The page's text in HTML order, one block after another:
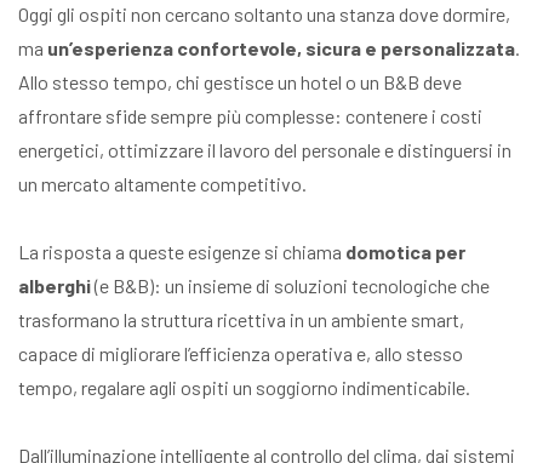
Oggi gli ospiti non cercano soltanto una stanza dove dormire,
ma un’esperienza confortevole, sicura e personalizzata.
Allo stesso tempo, chi gestisce un hotel o un B&B deve
affrontare sfide sempre più complesse: contenere i costi
energetici, ottimizzare il lavoro del personale e distinguersi in
un mercato altamente competitivo.
La risposta a queste esigenze si chiama domotica per
alberghi(e B&B): un insieme di soluzioni tecnologiche che
trasformano la struttura ricettiva in un ambiente smart,
capace di migliorare l’efficienza operativa e, allo stesso
tempo, regalare agli ospiti un soggiorno indimenticabile.
Dall’illuminazione intelligente al controllo del clima, dai sistemi